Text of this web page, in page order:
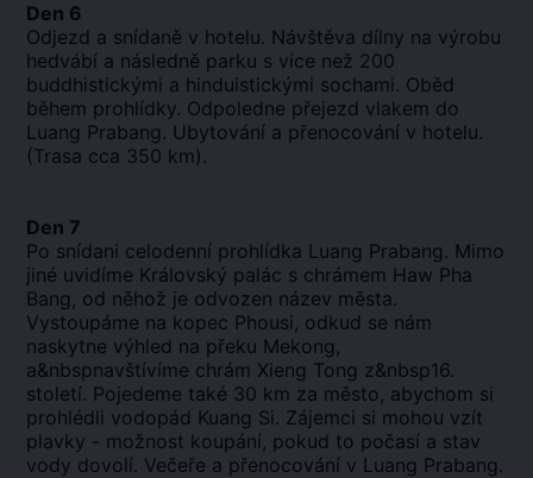
Den 6
Odjezd a snídaně v hotelu. Návštěva dílny na výrobu
hedvábí a následně parku s více než 200
buddhistickými a hinduistickými sochami. Oběd
během prohlídky. Odpoledne přejezd vlakem do
Luang Prabang. Ubytování a přenocování v hotelu.
(Trasa cca 350 km).
Den 7
Po snídani celodenní prohlídka Luang Prabang. Mimo
jiné uvidíme Královský palác s chrámem Haw Pha
Bang, od něhož je odvozen název města.
Vystoupáme na kopec Phousi, odkud se nám
naskytne výhled na překu Mekong,
a&nbspnavštívíme chrám Xieng Tong z&nbsp16.
století. Pojedeme také 30 km za město, abychom si
prohlédli vodopád Kuang Si. Zájemci si mohou vzít
plavky - možnost koupání, pokud to počasí a stav
vody dovolí. Večeře a přenocování v Luang Prabang.